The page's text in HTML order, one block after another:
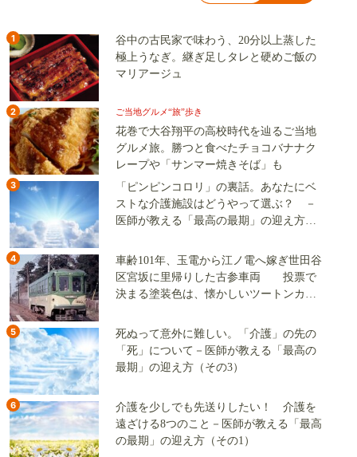
1
谷中の古民家で味わう、20分以上蒸した
極上うなぎ。継ぎ足しタレと硬めご飯の
マリアージュ
2 ご当地グルメ“旅”歩き
花巻で大谷翔平の高校時代を辿るご当地
グルメ旅。勝つと食べたチョコバナナク
レープや「サンマー焼きそば」も
3
「ピンピンコロリ」の裏話。あなたにベ
ストな介護施設はどうやって選ぶ？ －
医師が教える「最高の最期」の迎え方
4
車齢101年、玉電から江ノ電へ嫁ぎ世田谷
区宮坂に里帰りした古参車両 投票で
決まる塗装色は、懐かしいツートンカラ
5
死ぬって意外に難しい。「介護」の先の
「死」について－医師が教える「最高の
最期」の迎え方（その3）
6
介護を少しでも先送りしたい！ 介護を
遠ざける8つのこと－医師が教える「最高
の最期」の迎え方（その1）